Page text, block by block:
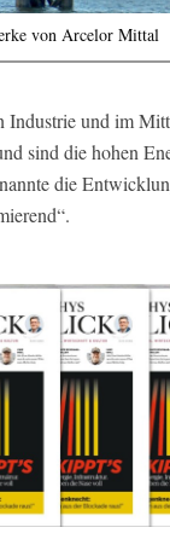
von Arcelor Mittal
Industrie und im
sind die hohen
die